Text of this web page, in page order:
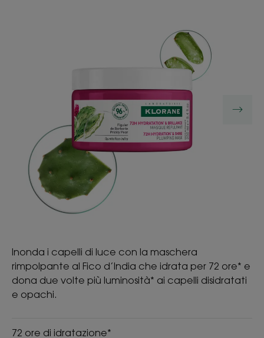
Inonda i capelli di luce con la maschera
rimpolpante al Fico d’India che idrata per 72 ore* e
dona due volte più luminosità* ai capelli disidratati
e opachi.
72 ore di idratazione*